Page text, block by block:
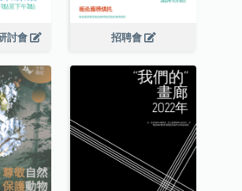
討會 招聘會